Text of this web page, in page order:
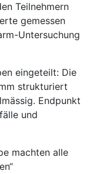
Teilnehmern
gemessen
Untersuchung
eingeteilt: Die
strukturiert
Endpunkt
und
machten alle